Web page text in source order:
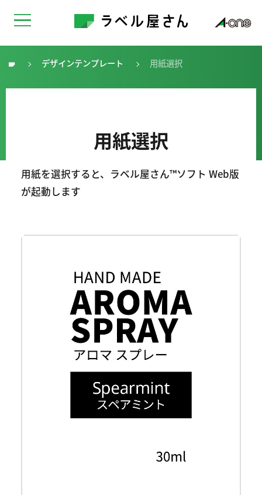
トップ デザインテンプレート 用紙選択
用紙選択
用紙を選択すると、ラベル屋さん™ソフト Web版
が起動します